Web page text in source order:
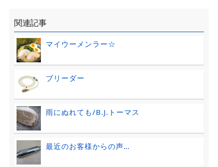
関連記事
マイウーメンラー☆
ブリーダー
雨にぬれても/B.J.トーマス
最近のお客様からの声…